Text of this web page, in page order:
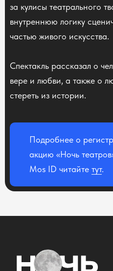
за кулисы театрального
внутреннюю логику
частью живого искусства.
Спектакль рассказал о
вере и любви, а также о
стереть из истории.
Подробнее о
акцию «Ночь
Mos ID читайте тут.